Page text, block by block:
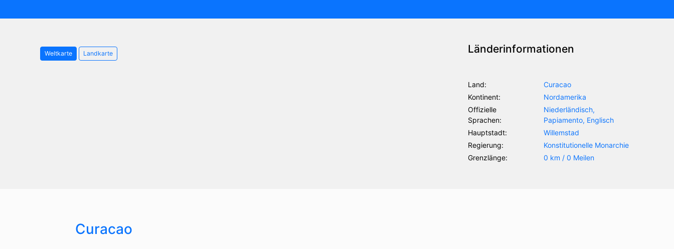
Weltkarte Landkarte Länderinformationen
Land:
Curacao
Kontinent:
Nordamerika
Offizielle
Sprachen:
Niederländisch,
Papiamento, Englisch
Hauptstadt:
Willemstad
Regierung:
Konstitutionelle Monarchie
Grenzlänge:
0 km / 0 Meilen
Curacao